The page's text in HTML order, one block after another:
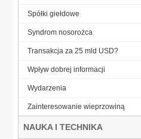
Spółki giełdowe
Syndrom nosorożca
Transakcja za 25 mld USD?
Wpływ dobrej informacji
Wydarzenia
Zainteresowanie wieprzowiną
NAUKA I TECHNIKA